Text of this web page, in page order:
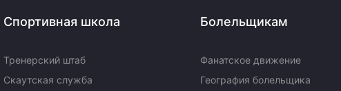
Спортивная школа
Тренерский штаб
Скаутская служба
Болельщикам
Фанатское движение
География болельщика